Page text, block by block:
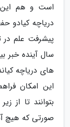
است و هم این
دریاچه کیادو
پیشرفت علم
سال آینده خبر
های دریاچه
این امکان
بتوانند تا از
صورتی که هیچ